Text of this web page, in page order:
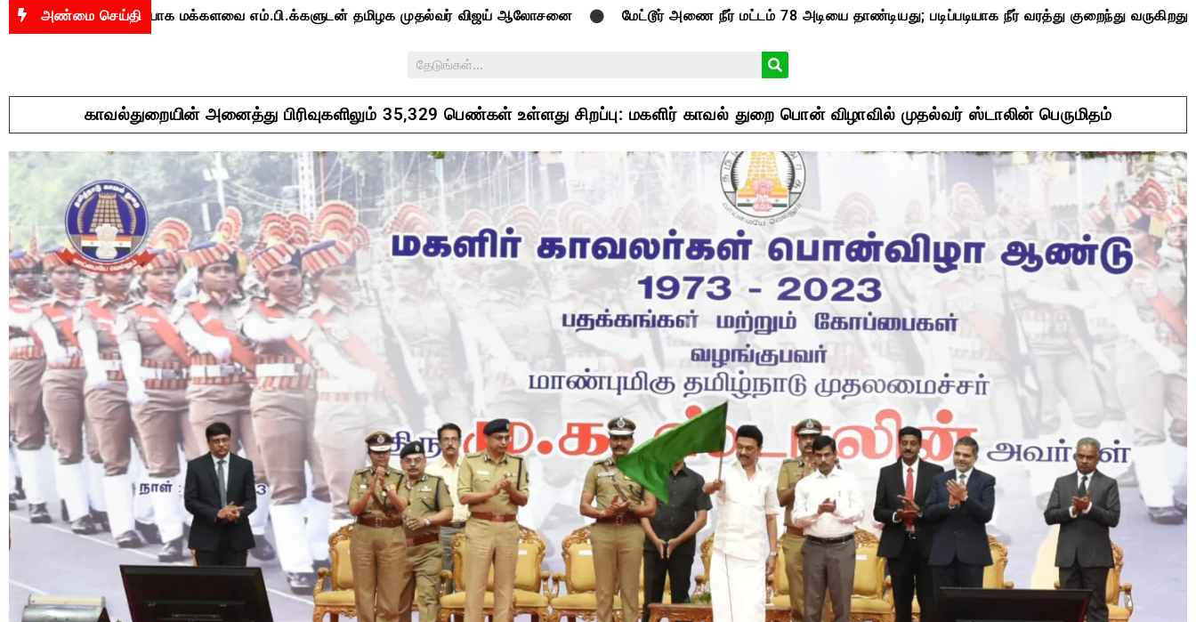
அண்மை செய்தி
தொடர்பாக மக்களவை எம்.பி.க்களுடன் தமிழக முதல்வர் விஜய் ஆலோசனை மேட்டூர் அணை நீர் மட்டம் 78 அடியை தாண்டியது; படிப்படியாக நீர் வரத்து குறைந்து வருகிறது முதல்-
காவல்துறையின் அனைத்து பிரிவுகளிலும் 35,329 பெண்கள் உள்ளது சிறப்பு: மகளிர் காவல் துறை பொன் விழாவில் முதல்வர் ஸ்டாலின் பெருமிதம்